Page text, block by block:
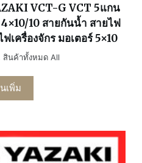
VCT-G VCT 5แกน
10 สายกันน้ำ สายไฟ
เครื่องจักร มอเตอร์ 5×10
สินค้าทั้งหมด All
เพิ่ม